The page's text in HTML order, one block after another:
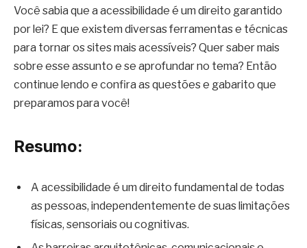
Você sabia que a acessibilidade é um direito garantido
por lei? E que existem diversas ferramentas e técnicas
para tornar os sites mais acessíveis? Quer saber mais
sobre esse assunto e se aprofundar no tema? Então
continue lendo e confira as questões e gabarito que
preparamos para você!
Resumo:
A acessibilidade é um direito fundamental de todas
as pessoas, independentemente de suas limitações
físicas, sensoriais ou cognitivas.